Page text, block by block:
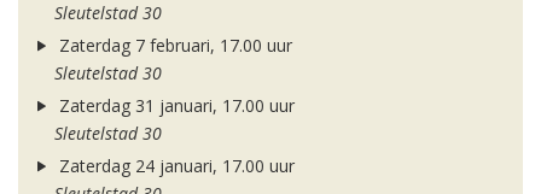
Sleutelstad 30
Zaterdag 7 februari, 17.00 uur
Sleutelstad 30
Zaterdag 31 januari, 17.00 uur
Sleutelstad 30
Zaterdag 24 januari, 17.00 uur